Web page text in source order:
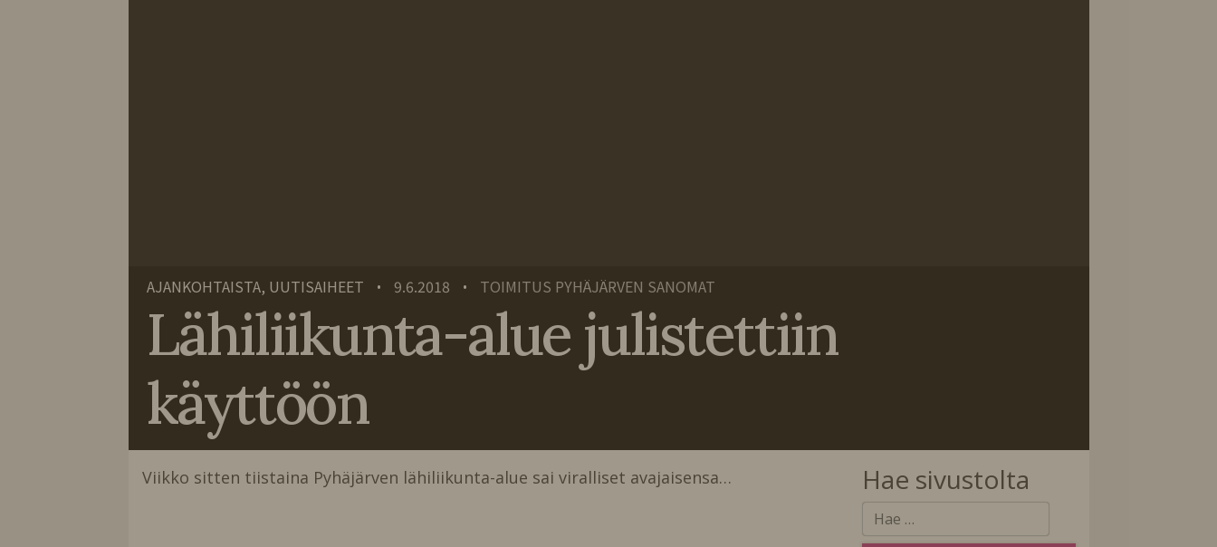
AJANKOHTAISTA, UUTISAIHEET • 9.6.2018 • TOIMITUS PYHÄJÄRVEN SANOMAT
Lähiliikunta-alue julistettiin
käyttöön
Viikko sitten tiistaina Pyhäjärven lähiliikunta-alue sai viralliset avajaisensa… Hae sivustolta